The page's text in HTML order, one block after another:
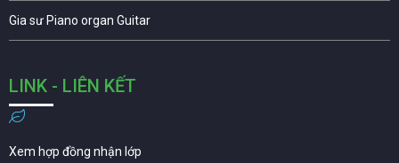
Gia sư Piano organ Guitar
LINK - LIÊN KẾT
Xem hợp đồng nhận lớp